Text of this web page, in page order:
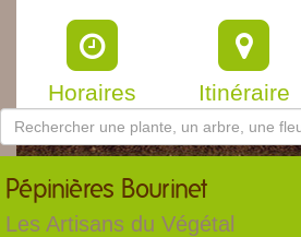
Horaires Itinéraire
Pépinières Bourinet
Les Artisans du Végétal